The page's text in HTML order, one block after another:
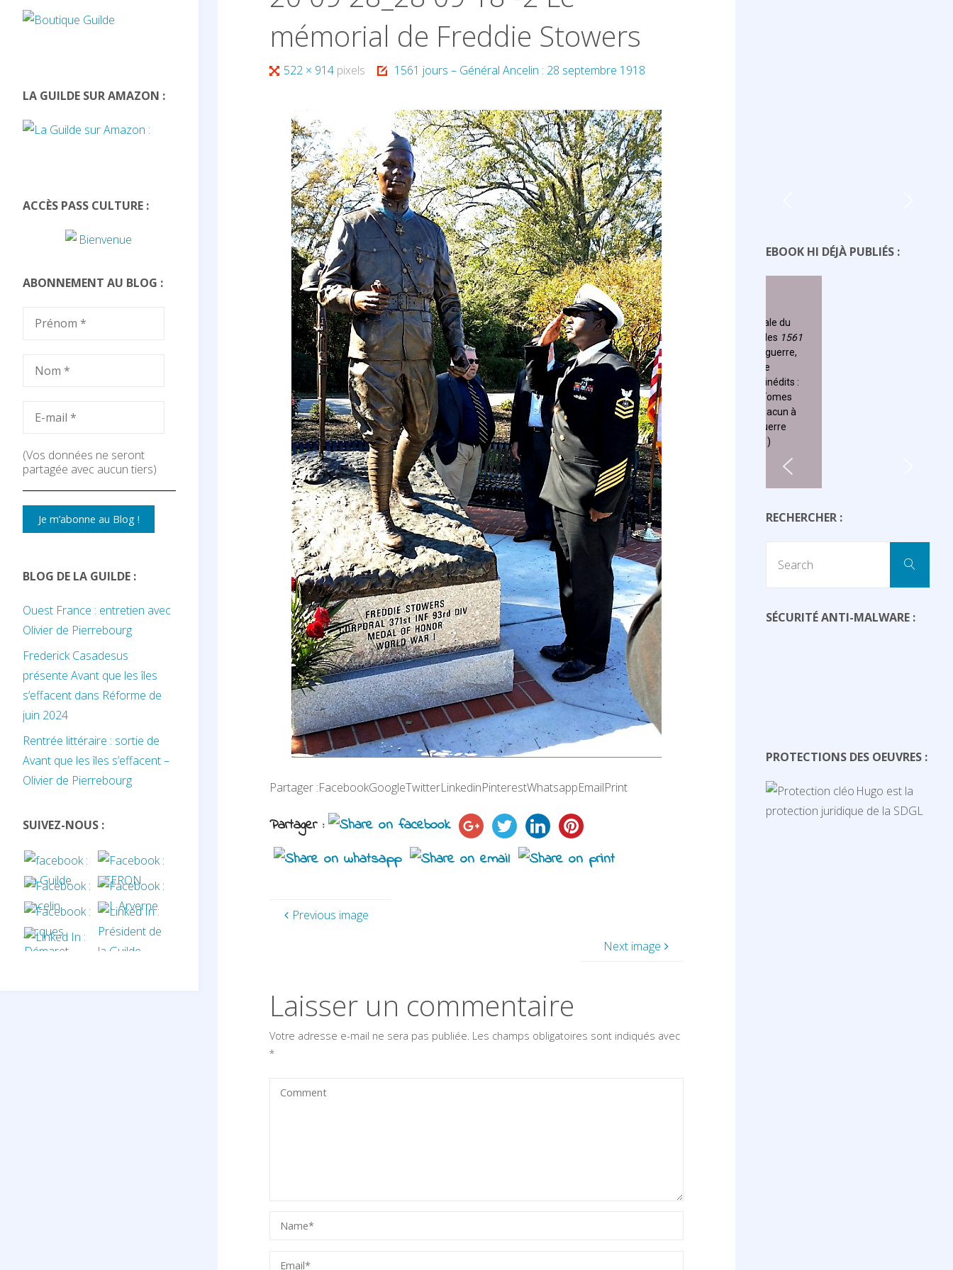
mémorial de Freddie Stowers
Full522 × 914 pixels 1561 jours – Général Ancelin : 28 septembre 1918
Partager :FacebookGoogleTwitterLinkedinPinterestWhatsappEmailPrint
Partager :
Previous image
Next image
Laisser un commentaire
Votre adresse e-mail ne sera pas publiée. Les champs obligatoires sont indiqués avec
*
LA GUILDE SUR AMAZON :
ACCÈS PASS CULTURE :
ABONNEMENT AU BLOG :
(Vos données ne seront
partagée avec aucun tiers)
BLOG DE LA GUILDE :
Ouest France : entretien avec
Olivier de Pierrebourg
Frederick Casadesus
présente Avant que les îles
s’effacent dans Réforme de
juin 2024
Rentrée littéraire : sortie de
Avant que les îles s’effacent –
Olivier de Pierrebourg
SUIVEZ-NOUS :
EBOOK HI DÉJÀ PUBLIÉS :
RECHERCHER :
Search
SÉCURITÉ ANTI-MALWARE :
PROTECTIONS DES OEUVRES :
Hugo est la
protection juridique de la SDGL